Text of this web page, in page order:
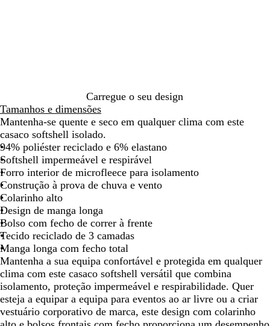
Carregue o seu design
Tamanhos e dimensões
Mantenha-se quente e seco em qualquer clima com este
casaco softshell isolado.
94% poliéster reciclado e 6% elastano
Softshell impermeável e respirável
Forro interior de microfleece para isolamento
Construção à prova de chuva e vento
Colarinho alto
Design de manga longa
Bolso com fecho de correr à frente
Tecido reciclado de 3 camadas
Manga longa com fecho total
Mantenha a sua equipa confortável e protegida em qualquer
clima com este casaco softshell versátil que combina
isolamento, proteção impermeável e respirabilidade. Quer
esteja a equipar a equipa para eventos ao ar livre ou a criar
vestuário corporativo de marca, este design com colarinho